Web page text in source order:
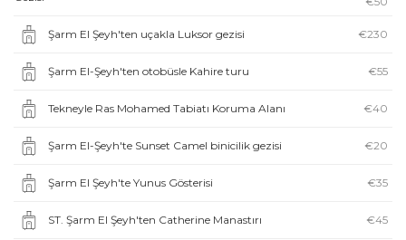
Şarm El Şeyh'ten uçakla Luksor gezisi €230
Şarm El-Şeyh'ten otobüsle Kahire turu €55
Tekneyle Ras Mohamed Tabiatı Koruma Alanı €40
Şarm El-Şeyh'te Sunset Camel binicilik gezisi €20
Şarm El Şeyh'te Yunus Gösterisi €35
ST. Şarm El Şeyh'ten Catherine Manastırı €45